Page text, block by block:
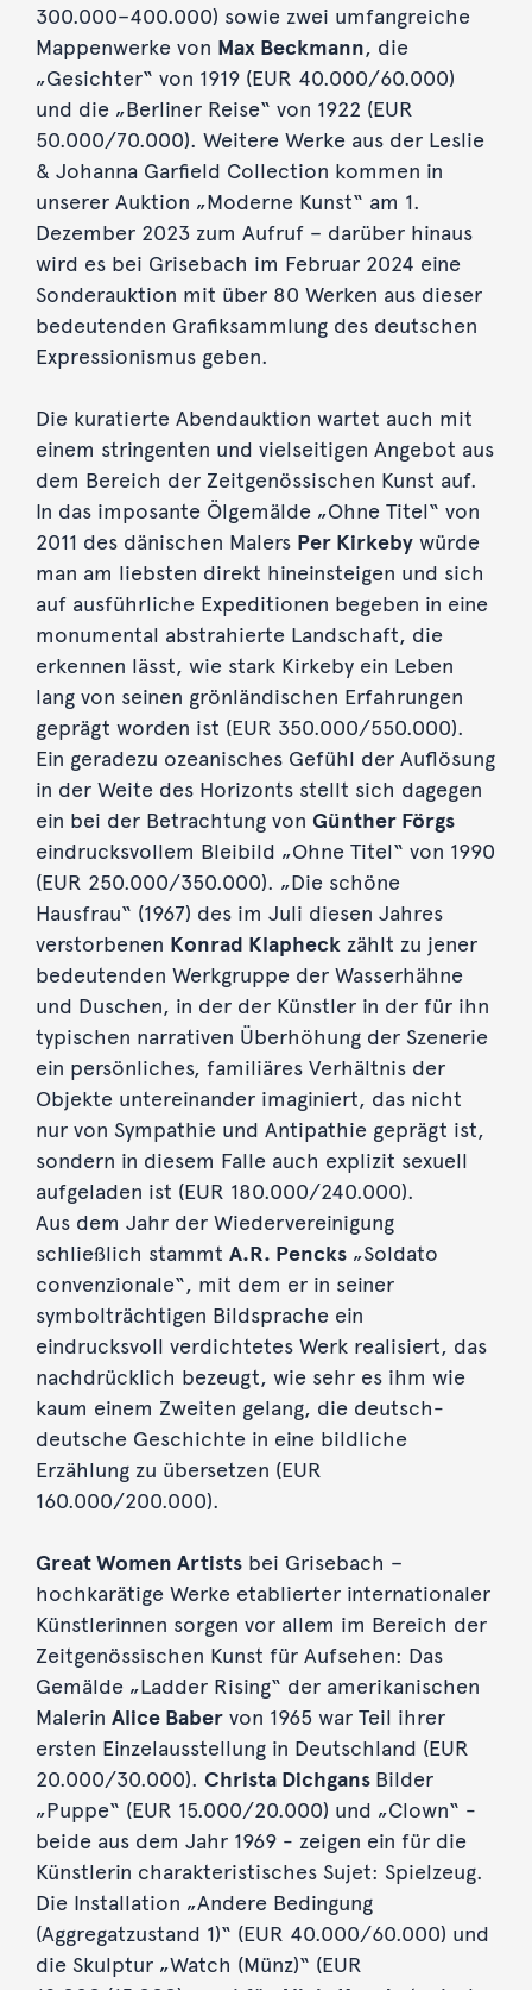
300.000–400.000) sowie zwei umfangreiche
Mappenwerke von Max Beckmann, die
„Gesichter“ von 1919 (EUR 40.000/60.000)
und die „Berliner Reise“ von 1922 (EUR
50.000/70.000). Weitere Werke aus der Leslie
& Johanna Garfield Collection kommen in
unserer Auktion „Moderne Kunst“ am 1.
Dezember 2023 zum Aufruf – darüber hinaus
wird es bei Grisebach im Februar 2024 eine
Sonderauktion mit über 80 Werken aus dieser
bedeutenden Grafiksammlung des deutschen
Expressionismus geben.
Die kuratierte Abendauktion wartet auch mit
einem stringenten und vielseitigen Angebot aus
dem Bereich der Zeitgenössischen Kunst auf.
In das imposante Ölgemälde „Ohne Titel“ von
2011 des dänischen Malers Per Kirkebywürde
man am liebsten direkt hineinsteigen und sich
auf ausführliche Expeditionen begeben in eine
monumental abstrahierte Landschaft, die
erkennen lässt, wie stark Kirkeby ein Leben
lang von seinen grönländischen Erfahrungen
geprägt worden ist (EUR 350.000/550.000).
Ein geradezu ozeanisches Gefühl der Auflösung
in der Weite des Horizonts stellt sich dagegen
ein bei der Betrachtung von Günther Förgs
eindrucksvollem Bleibild „Ohne Titel“ von 1990
(EUR 250.000/350.000). „Die schöne
Hausfrau“ (1967) des im Juli diesen Jahres
verstorbenen Konrad Klapheckzählt zu jener
bedeutenden Werkgruppe der Wasserhähne
und Duschen, in der der Künstler in der für ihn
typischen narrativen Überhöhung der Szenerie
ein persönliches, familiäres Verhältnis der
Objekte untereinander imaginiert, das nicht
nur von Sympathie und Antipathie geprägt ist,
sondern in diesem Falle auch explizit sexuell
aufgeladen ist (EUR 180.000/240.000).
Aus dem Jahr der Wiedervereinigung
schließlich stammt A.R. Pencks„Soldato
convenzionale“, mit dem er in seiner
symbolträchtigen Bildsprache ein
eindrucksvoll verdichtetes Werk realisiert, das
nachdrücklich bezeugt, wie sehr es ihm wie
kaum einem Zweiten gelang, die deutsch-
deutsche Geschichte in eine bildliche
Erzählung zu übersetzen (EUR
160.000/200.000).
Great Women Artistsbei Grisebach –
hochkarätige Werke etablierter internationaler
Künstlerinnen sorgen vor allem im Bereich der
Zeitgenössischen Kunst für Aufsehen: Das
Gemälde „Ladder Rising“ der amerikanischen
Malerin Alice Babervon 1965 war Teil ihrer
ersten Einzelausstellung in Deutschland (EUR
20.000/30.000). Christa Dichgans Bilder
„Puppe“ (EUR 15.000/20.000) und „Clown“ -
beide aus dem Jahr 1969 - zeigen ein für die
Künstlerin charakteristisches Sujet: Spielzeug.
Die Installation „Andere Bedingung
(Aggregatzustand 1)“ (EUR 40.000/60.000) und
die Skulptur „Watch (Münz)“ (EUR